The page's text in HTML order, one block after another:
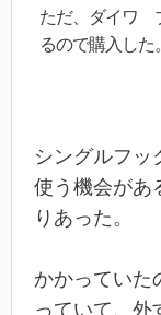
ただ、ダイワ
るので購入し
シングルフッ
使う機会があ
りあった。
かかっていた
っていて、外